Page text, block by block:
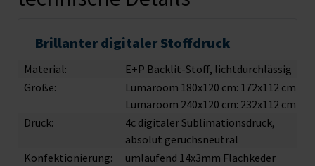
Brillanter digitaler Stoffdruck
Material:
E+P Backlit-Stoff, lichtdurchlässig
Größe:
Lumaroom 180x120 cm: 172x112 cm
Lumaroom 240x120 cm: 232x112 cm
Druck:
4c digitaler Sublimationsdruck,
absolut geruchsneutral
Konfektionierung:
umlaufend 14x3mm Flachkeder